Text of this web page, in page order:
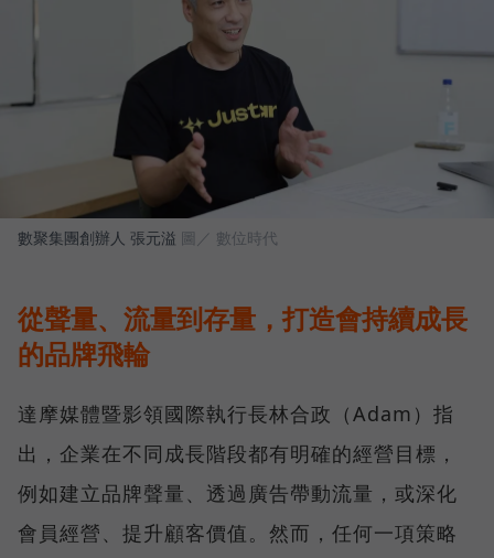
數聚集團創辦人 張元溢 圖／ 數位時代
從聲量、流量到存量，打造會持續成長
的品牌飛輪
達摩媒體暨影領國際執行長林合政（Adam）指
出，企業在不同成長階段都有明確的經營目標，
例如建立品牌聲量、透過廣告帶動流量，或深化
會員經營、提升顧客價值。然而，任何一項策略